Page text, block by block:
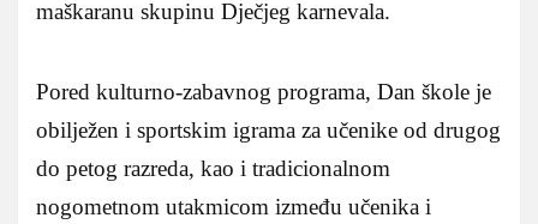
maškaranu skupinu Dječjeg karnevala.
Pored kulturno-zabavnog programa, Dan škole je
obilježen i sportskim igrama za učenike od drugog
do petog razreda, kao i tradicionalnom
nogometnom utakmicom između učenika i